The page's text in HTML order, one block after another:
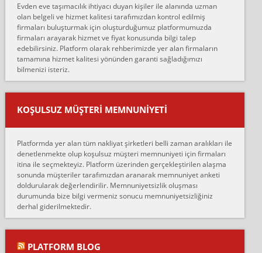
çalıştıklarını, müş...
Ahmet:
Lüleburgaz güngünes evden eve naklyat eşyalarımı taşımak için
anlaştık sabah eve geldiklerinde de eşyalarımı düzgün şekilde
sarcaz demelerine r...
mehmet güldü:
Ankara ALİCANLAR NAKLİYAT Tutarsız ve ticari ahlak problemleri
var verdikleri fiyat teklifini arttırdılar. Sonrasında taşıma gününde
oldukça tutarsı...
Ankara Alicanlar naklyat tel 5465524025. 2600 TL'ye ankaradan
Konya ya Alicanlar naklyat la anlaştık bu şahıs evin taşınacağı gün
fiyatın mazoto gele...
Fatih kokmese:
Diyarbakır dan eşyamı getirtmek için anlaştım sözleşme yaptım.
Son anda fiyat artırdılar.. mecburiyetten tasittim.. bu kişiler ağrılı
Ali:
Evden eve taşımacılık ihtiyacı duyan kişiler ile alanında uzman
olan belgeli ve hizmet kalitesi tarafımızdan kontrol edilmiş
firmaları buluşturmak için oluşturduğumuz platformumuzda
firmaları arayarak hizmet ve fiyat konusunda bilgi talep
edebilirsiniz. Platform olarak rehberimizde yer alan firmaların
tamamına hizmet kalitesi yönünden garanti sağladığımızı
bilmenizi isteriz.
KOŞULSUZ MÜŞTERI MEMNUNIYETI
Platformda yer alan tüm nakliyat şirketleri belli zaman aralıkları ile
denetlenmekte olup koşulsuz müşteri memnuniyeti için firmaları
itina ile seçmekteyiz. Platform üzerinden gerçekleştirilen alaşma
sonunda müşteriler tarafımızdan aranarak memnuniyet anketi
doldurularak değerlendirilir. Memnuniyetsizlik oluşması
durumunda bize bilgi vermeniz sonucu memnuniyetsizliğiniz
derhal giderilmektedir.
PLATFORM BLOG